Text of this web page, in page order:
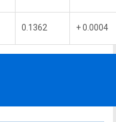
0.1362 + 0.0004